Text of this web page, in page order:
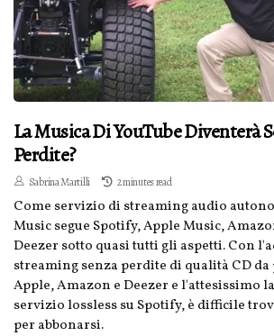
La Musica Di YouTube Diventerà
Perdite?
Sabrina Martilli 2 minutes read
Come servizio di streaming audio
Music segue Spotify, Apple Music,
Deezer sotto quasi tutti gli aspetti. Con
streaming senza perdite di qualità CD da
Apple, Amazon e Deezer e l'attesissimo
servizio lossless su Spotify, è difficile
per abbonarsi.